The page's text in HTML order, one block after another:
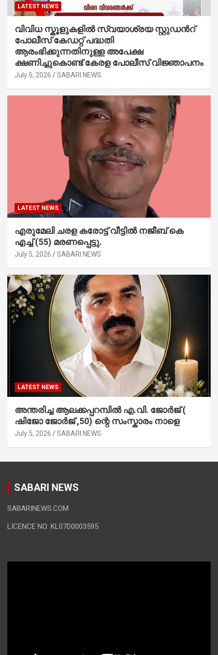
LATEST NEWS
വിവിധ സ്കൂളുകളില്‍ സ്വയാശ്രയ സ്റ്റുഡന്‍റ്
പോലീസ് കേഡറ്റ് പദ്ധതി
ആരംഭിക്കുന്നതിനുള്ള അപേക്ഷ
ക്ഷണിച്ചുകൊണ്ട് കേരള പോലീസ് വിജ്ഞാപനം
July 5, 2026 SABARI NEWS
LATEST NEWS
എരുമേലി ചരള കരോട്ട് വീട്ടിൽ നജീബ് കെ
എച്ച് (55) മരണപ്പെട്ടു.
July 5, 2026 SABARI NEWS
LATEST NEWS
അന്തരിച്ച ആ​ല​ക്ക​പ്പ​റമ്പിൽ​ എ.​വി. ജോ​ർ​ജ് (
ഷിജോ ജോർജ് ,50) ന്റെ സംസ്കാരം നാളെ
July 5, 2026 SABARI NEWS
SABARI NEWS
SABARINEWS.COM
LICENCE NO: KL07D0003595